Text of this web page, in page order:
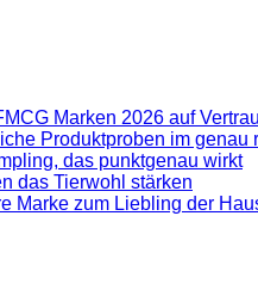
Marken 2026 auf
Produktproben im genau
das punktgenau wirkt
das Tierwohl stärken
Marke zum Liebling der